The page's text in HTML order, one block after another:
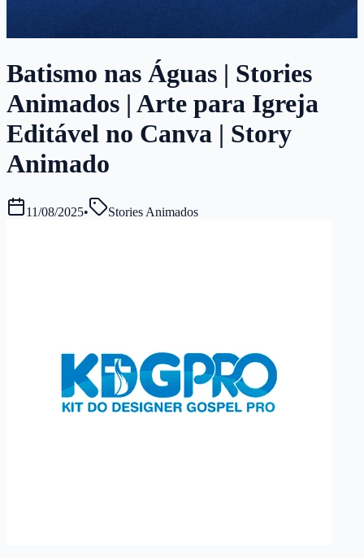
Batismo nas Águas | Stories
Animados | Arte para Igreja
Editável no Canva | Story
Animado
11/08/2025• Stories Animados